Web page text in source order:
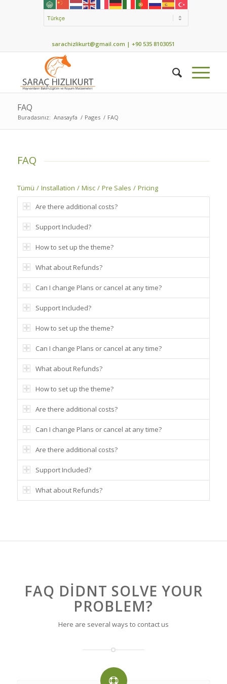
sarachizlikurt@gmail.com | +90 535 8103051
FAQ
Buradasınız: Anasayfa / Pages / FAQ
FAQ
Tümü / Installation / Misc / Pre Sales / Pricing
Are there additional costs?
Support Included?
How to set up the theme?
What about Refunds?
Can I change Plans or cancel at any time?
Support Included?
How to set up the theme?
Can I change Plans or cancel at any time?
What about Refunds?
How to set up the theme?
Are there additional costs?
Can I change Plans or cancel at any time?
Are there additional costs?
Support Included?
What about Refunds?
FAQ DIDNT SOLVE YOUR
PROBLEM?
Here are several ways to contact us